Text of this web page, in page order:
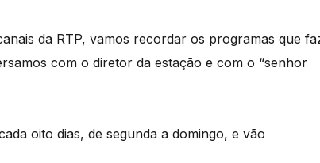
da RTP, vamos recordar os programas que
com o diretor da estação e com o “senhor
oito dias, de segunda a domingo, e vão